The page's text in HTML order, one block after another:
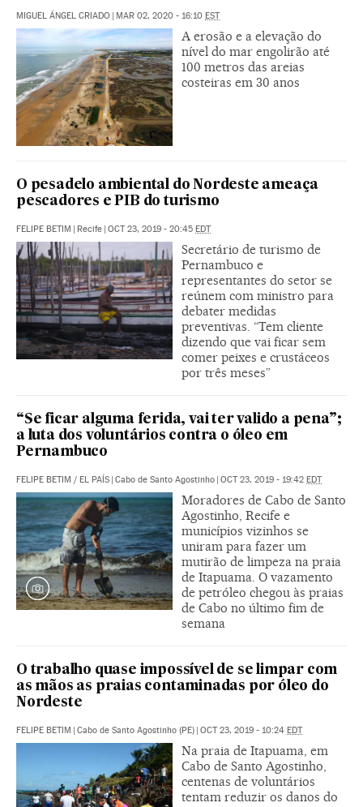
MIGUEL ÁNGEL CRIADO MAR 02, 2020 - 16:10 EST
A erosão e a elevação do
nível do mar engolirão até
100 metros das areias
costeiras em 30 anos
O pesadelo ambiental do Nordeste ameaça
pescadores e PIB do turismo
FELIPE BETIM Recife OCT 23, 2019 - 20:45 EDT
Secretário de turismo de
Pernambuco e
representantes do setor se
reúnem com ministro para
debater medidas
preventivas. “Tem cliente
dizendo que vai ficar sem
comer peixes e crustáceos
por três meses”
“Se ficar alguma ferida, vai ter valido a pena”;
a luta dos voluntários contra o óleo em
Pernambuco
FELIPE BETIM / EL PAÍS Cabo de Santo Agostinho OCT 23, 2019 - 19:42 EDT
Moradores de Cabo de Santo
Agostinho, Recife e
municípios vizinhos se
uniram para fazer um
mutirão de limpeza na praia
de Itapuama. O vazamento
de petróleo chegou às praias
de Cabo no último fim de
semana
O trabalho quase impossível de se limpar com
as mãos as praias contaminadas por óleo do
Nordeste
FELIPE BETIM Cabo de Santo Agostinho (PE) OCT 23, 2019 - 10:24 EDT
Na praia de Itapuama, em
Cabo de Santo Agostinho,
centenas de voluntários
tentam reduzir os danos do